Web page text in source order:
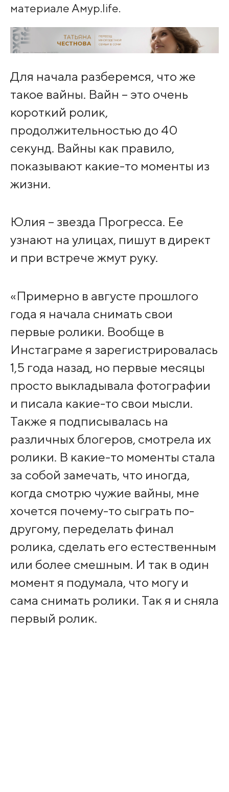
материале Амур.life.
Для начала разберемся, что же
такое вайны. Вайн – это очень
короткий ролик,
продолжительностью до 40
секунд. Вайны как правило,
показывают какие-то моменты из
жизни.
Юлия – звезда Прогресса. Ее
узнают на улицах, пишут в директ
и при встрече жмут руку.
«Примерно в августе прошлого
года я начала снимать свои
первые ролики. Вообще в
Инстаграме я зарегистрировалась
1,5 года назад, но первые месяцы
просто выкладывала фотографии
и писала какие-то свои мысли.
Также я подписывалась на
различных блогеров, смотрела их
ролики. В какие-то моменты стала
за собой замечать, что иногда,
когда смотрю чужие вайны, мне
хочется почему-то сыграть по-
другому, переделать финал
ролика, сделать его естественным
или более смешным. И так в один
момент я подумала, что могу и
сама снимать ролики. Так я и сняла
первый ролик.